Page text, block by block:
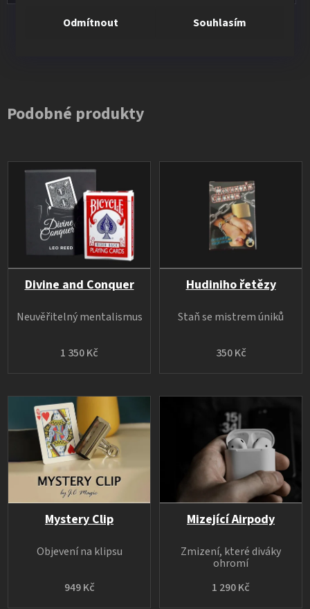
Odmítnout Souhlasím
Všechna hodnocení
Podobné produkty
Divine and Conquer
1 350 Kč
Neuvěřitelný mentalismus
Hudiniho řetězy
350 Kč
Staň se mistrem úniků
Mystery Clip
949 Kč
Objevení na klipsu
Mizející Airpody
1 290 Kč
Zmizení, které diváky
ohromí